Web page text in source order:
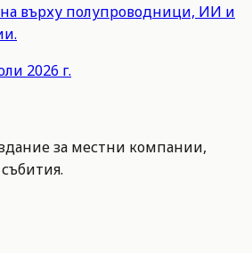
върху полупроводници, ИИ и
2026 г.
за местни компании,